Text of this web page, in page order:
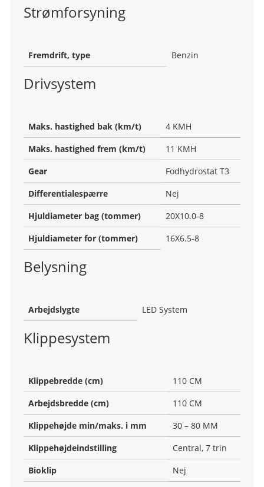
Strømforsyning
Fremdrift, type Benzin
Drivsystem
Maks. hastighed bak (km/t)
4 KMH
Maks. hastighed frem (km/t)
11 KMH
Gear
Fodhydrostat T3
Differentialespærre
Nej
Hjuldiameter bag (tommer)
20X10.0-8
Hjuldiameter for (tommer)
16X6.5-8
Belysning
Arbejdslygte LED System
Klippesystem
Klippebredde (cm)
110 CM
Arbejdsbredde (cm)
110 CM
Klippehøjde min/maks. i mm
30 – 80 MM
Klippehøjdeindstilling
Central, 7 trin
Bioklip
Nej